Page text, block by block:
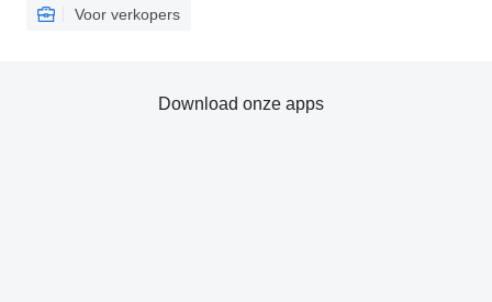
Voor verkopers
Download onze apps